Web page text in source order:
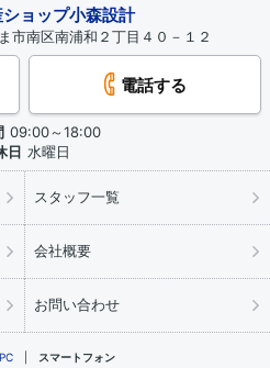
ョップ小森設計
市南区南浦和２丁目４０－１２
電話する
09:00～18:00
日 水曜日
スタッフ一覧
会社概要
お問い合わせ
PC スマートフォン